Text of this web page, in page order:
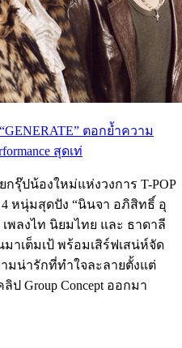
ตอกย้ำความ
สุดเท่
กรุ๊ปน้องใหม่แห่งวงการ T-POP
หนุ่มสุดปัง “นินจา อภิสิทธิ์ อุ
ลงไท นิยมไทย และ ธาดาลี
าเต็มเป้ พร้อมเสิร์ฟเสน่ห์จัด
มน่ารักที่ทำใจละลายตั้งแต่
ป Group Concept ออกมา